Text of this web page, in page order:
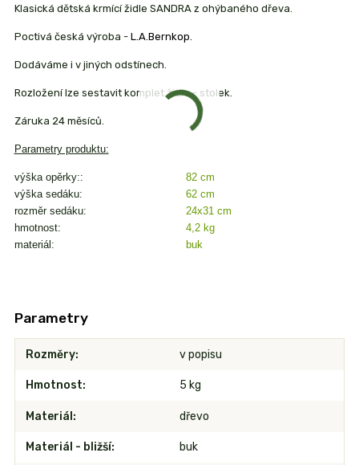
Klasická dětská krmící židle SANDRA z ohýbaného dřeva.
Poctivá česká výroba - L.A.Bernkop.
Dodáváme i v jiných odstínech.
Rozložení lze sestavit komplet židle - stolek.
Záruka 24 měsíců.
Parametry produktu:
výška opěrky::
82 cm
výška sedáku:
62 cm
rozměr sedáku:
24x31 cm
hmotnost:
4,2 kg
materiál:
buk
Parametry
Rozměry v popisu
Hmotnost 5 kg
Materiál dřevo
Materiál - bližší buk